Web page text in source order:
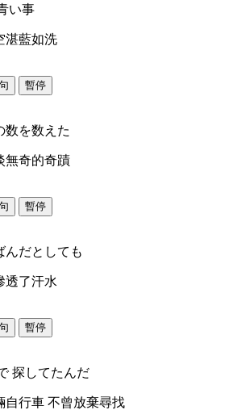
い事
湛藍如洗
暫停
数を数えた
無奇的奇蹟
暫停
んだとしても
透了汗水
暫停
探してたんだ
自行車 不曾放棄尋找